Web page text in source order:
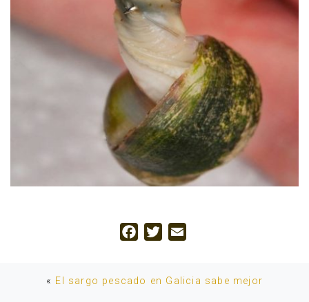
Facebook
Twitter
« El sargo pescado en Galicia sabe mejor